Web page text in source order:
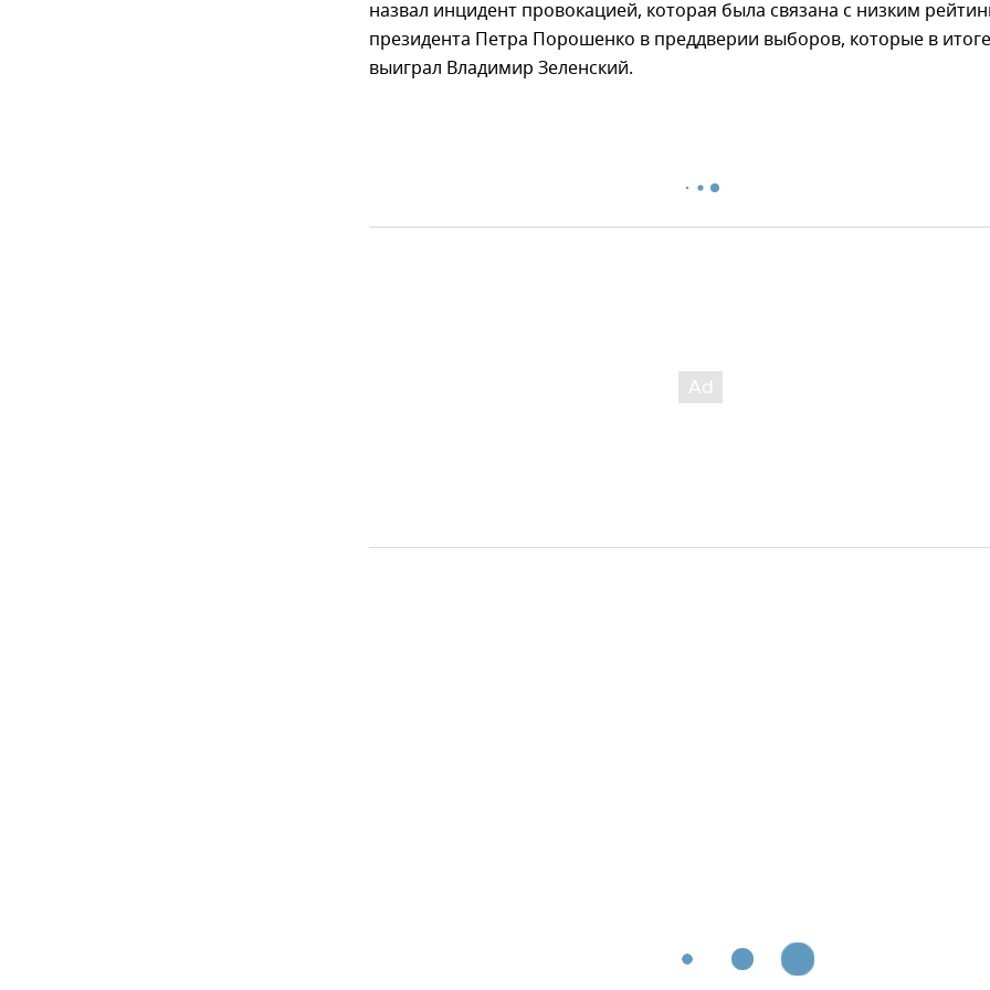
назвал инцидент провокацией, которая была связана с низким
президента Петра Порошенко в преддверии выборов, которые в итоге
выиграл Владимир Зеленский.